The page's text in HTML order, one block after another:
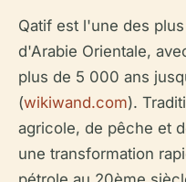
Qatif est l'une des
d'Arabie Orientale,
plus de 5 000 ans
(wikiwand.com).
agricole, de pêche et
une transformation